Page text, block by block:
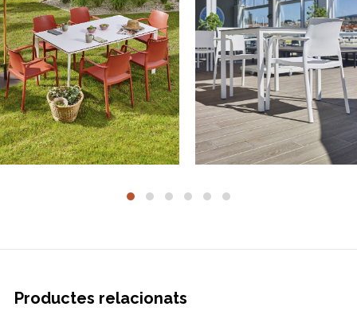
Productes relacionats